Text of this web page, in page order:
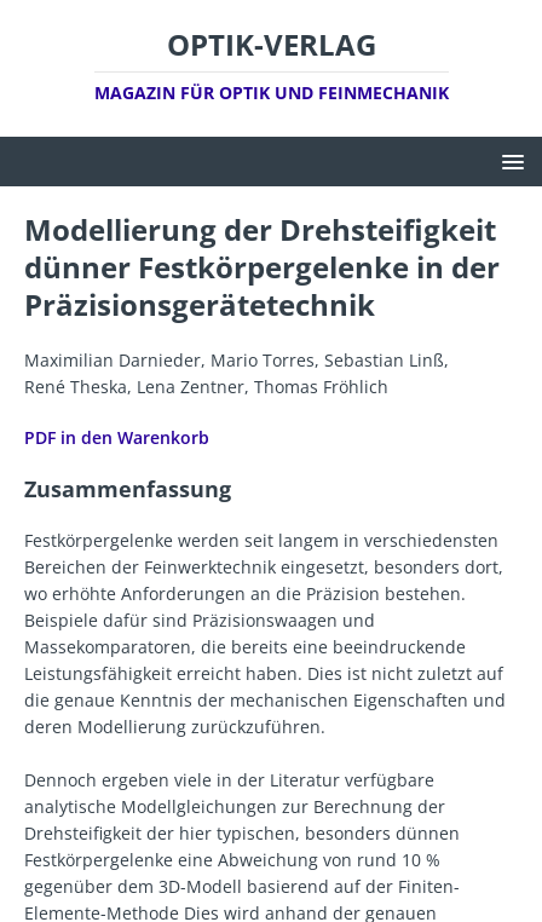
OPTIK-VERLAG
MAGAZIN FÜR OPTIK UND FEINMECHANIK
Modellierung der Drehsteifigkeit
dünner Festkörpergelenke in der
Präzisionsgerätetechnik
Maximilian Darnieder, Mario Torres, Sebastian Linß,
René Theska, Lena Zentner, Thomas Fröhlich
PDF in den Warenkorb
Zusammenfassung
Festkörpergelenke werden seit langem in verschiedensten
Bereichen der Feinwerktechnik eingesetzt, besonders dort,
wo erhöhte Anforderungen an die Präzision bestehen.
Beispiele dafür sind Präzisionswaagen und
Massekomparatoren, die bereits eine beeindruckende
Leistungsfähigkeit erreicht haben. Dies ist nicht zuletzt auf
die genaue Kenntnis der mechanischen Eigenschaften und
deren Modellierung zurückzuführen.
Dennoch ergeben viele in der Literatur verfügbare
analytische Modellgleichungen zur Berechnung der
Drehsteifigkeit der hier typischen, besonders dünnen
Festkörpergelenke eine Abweichung von rund 10 %
gegenüber dem 3D-Modell basierend auf der Finiten-
Elemente-Methode Dies wird anhand der genauen